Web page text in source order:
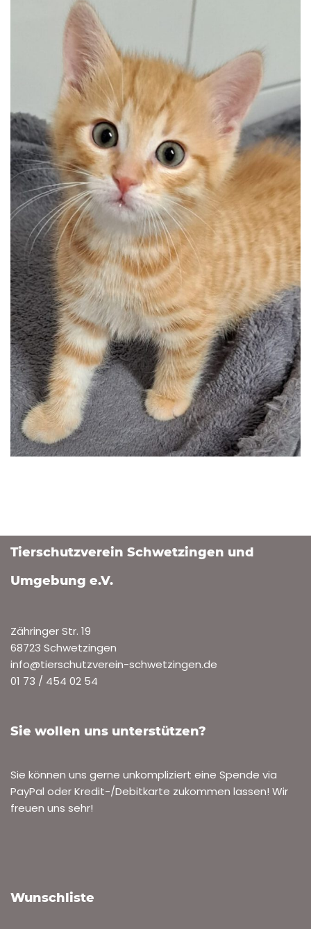
Tierschutzverein Schwetzingen und
Umgebung e.V.
Zähringer Str. 19
68723 Schwetzingen
info@tierschutzverein-schwetzingen.de
01 73 / 454 02 54
Sie wollen uns unterstützen?
Sie können uns gerne unkompliziert eine Spende via
PayPal oder Kredit-/Debitkarte zukommen lassen! Wir
freuen uns sehr!
Wunschliste